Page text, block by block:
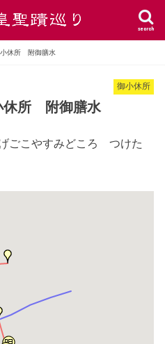
search
小休所 附御膳水
御小休所
休所 附御膳水
ごこやすみどころ つけた